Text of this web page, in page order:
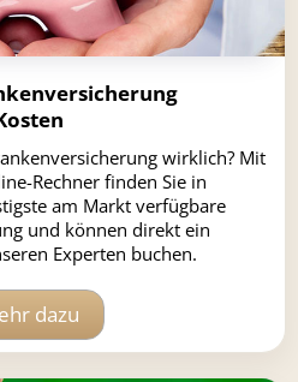
wirklich? Mit
Rechner finden Sie in
am Markt verfügbare
und können direkt ein
Experten buchen.
dazu